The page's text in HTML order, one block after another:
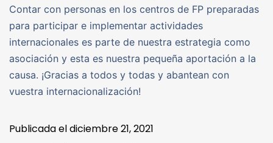
Contar con personas en los centros de FP preparadas
para participar e implementar actividades
internacionales es parte de nuestra estrategia como
asociación y esta es nuestra pequeña aportación a la
causa. ¡Gracias a todos y todas y abantean con
vuestra internacionalización!
Publicada eldiciembre 21, 2021